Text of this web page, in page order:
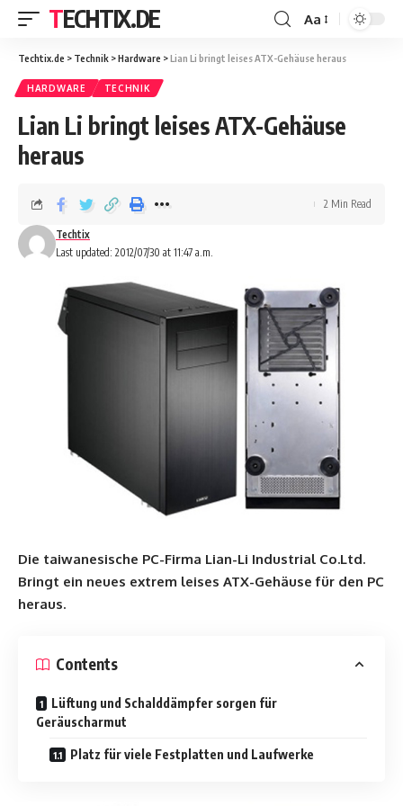
TECHTIX.DE Aa
Techtix.de > Technik >Hardware >Lian Li bringt leises ATX-Gehäuse heraus
HARDWARE TECHNIK
Lian Li bringt leises ATX-Gehäuse
heraus
Last updated: 2012/07/30 at 11:47 a.m.
Techtix
2 Min Read
Die taiwanesische PC-Firma Lian-Li Industrial Co.Ltd.
Bringt ein neues extrem leises ATX-Gehäuse für den PC
heraus.
Contents
Lüftung und Schalddämpfer sorgen für
Geräuscharmut
Platz für viele Festplatten und Laufwerke